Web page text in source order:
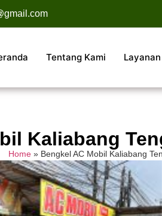
Tentang Kami
Kaliabang
Home» Bengkel AC Mobil Kaliabang